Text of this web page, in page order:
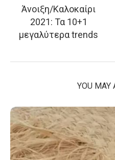
Άνοιξη/Καλοκαίρι
2021: Τα 10+1
μεγαλύτερα trends
YOU MAY